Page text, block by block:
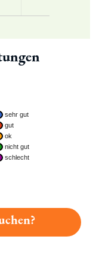
sehr gut
gut
ok
nicht gut
schlecht